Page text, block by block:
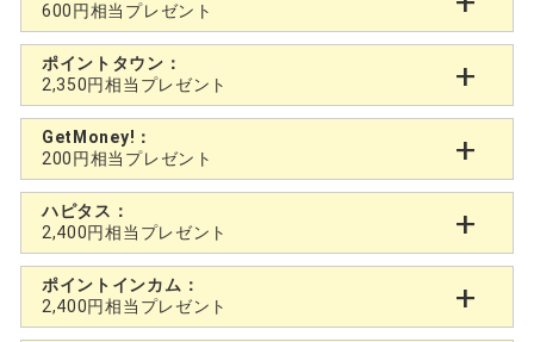
600円相当プレゼント
ポイントタウン：
2,350円相当プレゼント
GetMoney!：
200円相当プレゼント
ハピタス：
2,400円相当プレゼント
ポイントインカム：
2,400円相当プレゼント